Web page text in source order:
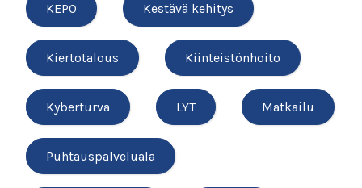
KEPO Kestävä kehitys
Kiertotalous Kiinteistönhoito
Kyberturva LYT Matkailu
Puhtauspalveluala